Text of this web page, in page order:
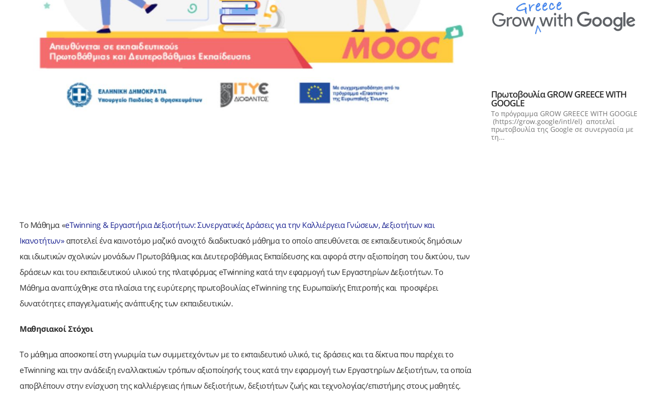
Το Μάθημα «eTwinning & Εργαστήρια Δεξιοτήτων: Συνεργατικές Δράσεις για την Καλλιέργεια Γνώσεων, Δεξιοτήτων και
Ικανοτήτων»αποτελεί ένα καινοτόμο μαζικό ανοιχτό διαδικτυακό μάθημα το οποίο απευθύνεται σε εκπαιδευτικούς δημόσιων
και ιδιωτικών σχολικών μονάδων Πρωτοβάθμιας και Δευτεροβάθμιας Εκπαίδευσης και αφορά στην αξιοποίηση του δικτύου, των
δράσεων και του εκπαιδευτικού υλικού της πλατφόρμας eTwinning κατά την εφαρμογή των Εργαστηρίων Δεξιοτήτων. Το
Μάθημα αναπτύχθηκε στα πλαίσια της ευρύτερης πρωτοβουλίας eTwinning της Ευρωπαϊκής Επιτροπής και προσφέρει
δυνατότητες επαγγελματικής ανάπτυξης των εκπαιδευτικών.
Μαθησιακοί Στόχοι
Το μάθημα αποσκοπεί στη γνωριμία των συμμετεχόντων με το εκπαιδευτικό υλικό, τις δράσεις και τα δίκτυα που παρέχει το
eTwinning και την ανάδειξη εναλλακτικών τρόπων αξιοποίησής τους κατά την εφαρμογή των Εργαστηρίων Δεξιοτήτων, τα οποία
αποβλέπουν στην ενίσχυση της καλλιέργειας ήπιων δεξιοτήτων, δεξιοτήτων ζωής και τεχνολογίας/επιστήμης στους μαθητές.
Πρωτοβουλία GROW GREECE WITH
GOOGLE
To πρόγραμμα GROW GREECE WITH GOOGLE
(https://grow.google/intl/el) αποτελεί
πρωτοβουλία της Google σε συνεργασία με
τη...